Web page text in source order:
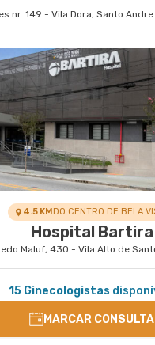
nr. 149 - Vila Dora, Santo
4.5 KMDO CENTRO DE BELA
Hospital Bartira
Maluf, 430 - Vila Alto de
15 Ginecologistas
MARCAR CONSULTA